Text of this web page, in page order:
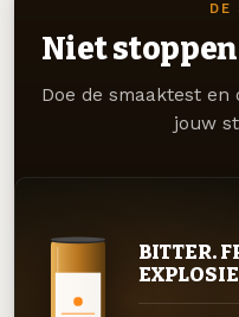
DE
Niet
Doe de smaaktest
jouw
BITTER.